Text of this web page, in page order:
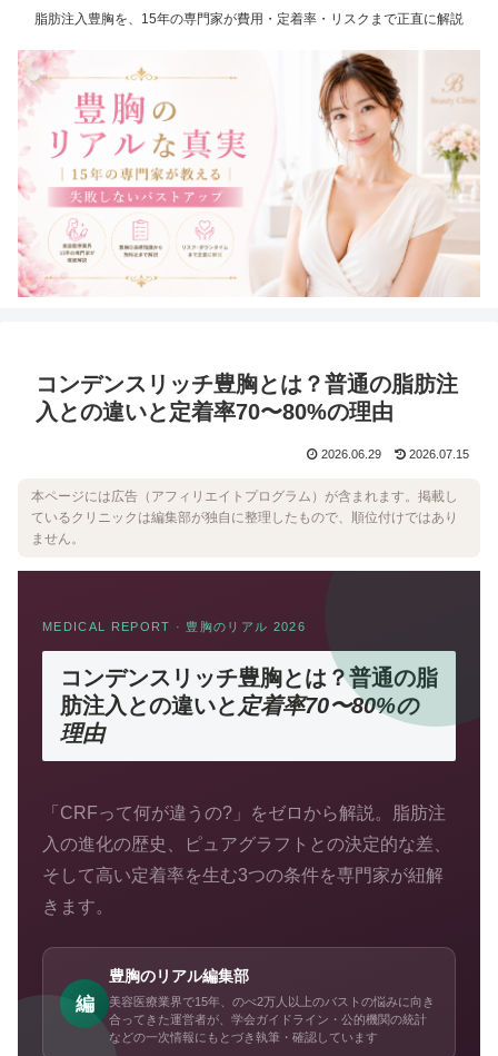
脂肪注入豊胸を、15年の専門家が費用・定着率・リスクまで正直に解説
コンデンスリッチ豊胸とは？普通の脂肪注
入との違いと定着率70〜80%の理由
2026.06.29 2026.07.15
本ページには広告（アフィリエイトプログラム）が含まれます。掲載し
ているクリニックは編集部が独自に整理したもので、順位付けではあり
ません。
MEDICAL REPORT · 豊胸のリアル 2026
コンデンスリッチ豊胸とは？普通の脂
肪注入との違いと 定着率70〜80%の
理由
「CRFって何が違うの?」をゼロから解説。脂肪注
入の進化の歴史、ピュアグラフトとの決定的な差、
そして高い定着率を生む3つの条件を専門家が紐解
きます。
編
豊胸のリアル編集部
美容医療業界で15年、のべ2万人以上のバストの悩みに向き
合ってきた運営者が、学会ガイドライン・公的機関の統計
などの一次情報にもとづき執筆・確認しています